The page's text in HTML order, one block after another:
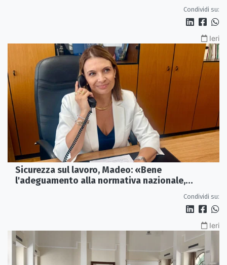
Condividi su:
Ieri
Sicurezza sul lavoro, Madeo: «Bene
l'adeguamento alla normativa nazionale,
Condividi su:
Ieri